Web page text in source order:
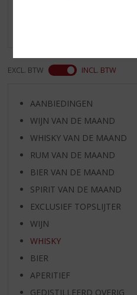
EXCL. BTW INCL. BTW
AANBIEDINGEN
WIJN VAN DE MAAND
WHISKY VAN DE MAAND
RUM VAN DE MAAND
BIER VAN DE MAAND
SPIRIT VAN DE MAAND
EXCLUSIEF TOPSLIJTER
WIJN
WHISKY
BIER
APERITIEF
GEDISTILLEERD OVERIG